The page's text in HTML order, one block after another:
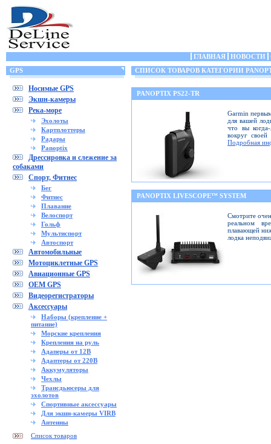
ГЛАВНАЯ НОВОСТИ
GPS
Носимые GPS
Экшн-камеры
Река-море
Эхолоты
Картплоттеры
Радары
Panoptix
Дрессировка и слежение за
собаками
Спорт, Фитнес
Бег
Фитнес
Плавание
Велоспорт
Гольф
Мультиспорт
Автоспорт
Автомобильные
Мотоциклетные GPS
Авиационные GPS
OEM GPS
Видеорегистраторы
Аксессуары
Наборы (крепление +
питание)
Морские крепления
Крепления на руль
Адаперы от 12В
Адаптеры от 220В
Аккумуляторы
Чехлы
Трансдьюсеры для
эхолотов
Спортивные аксессуары
Для экшн-камеры VIRB
Антенны
Список товаров
СПИСОК ТОВАРОВ КАТЕГОРИИ
PANOPTIX PS22-TR
Garmin
для вашей
что вы
вокруг
Подробная
PANOPTIX LIVESCOPE™ SYSTEM
Смотрите
реальном
плавающей
лодка